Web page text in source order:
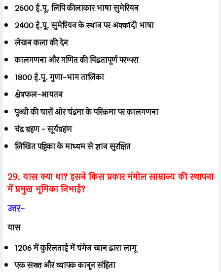
2600 ई.पू. लिपि कीलाकार भाषा सुमेरियन
2400 ई.पू. सुमेरियन के स्थान पर अक्कादी भाषा
लेखन कला की देन
कालगणना और गणित की विद्वतापूर्ण परम्परा
1800 ई.पू. गुणा-भाग तालिका
क्षेत्रफल-आयतन
पृथ्वी की चारों ओर चंद्रमा के परिक्रमा पर कालगणना
चंद्र ग्रहण - सूर्यग्रहण
लिखित पट्टिका के माध्यम से ज्ञान सुरक्षित
29. यास क्या था? इसने किस प्रकार मंगोल साम्राज्य की स्थापना
में प्रमुख भूमिका निभाई?
उत्तर-
यास
1206 में कुरिलताई में चंगेज खान द्वारा लागू
एक सख्त और व्यापक कानून संहिता